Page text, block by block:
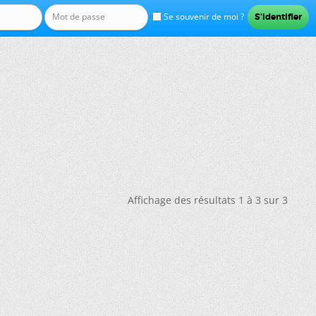
Se souvenir de moi ?
Affichage des résultats 1 à 3 sur 3